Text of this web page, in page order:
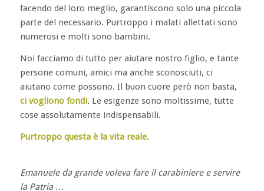
facendo del loro meglio, garantiscono solo una piccola
parte del necessario. Purtroppo i malati allettati sono
numerosi e molti sono bambini.
Noi facciamo di tutto per aiutare nostro figlio, e tante
persone comuni, amici ma anche sconosciuti, ci
aiutano come possono. Il buon cuore però non basta,
ci vogliono fondi. Le esigenze sono moltissime, tutte
cose assolutamente indispensabili.
Purtroppo questa è la vita reale.
Emanuele da grande voleva fare il carabiniere e servire
la Patria …